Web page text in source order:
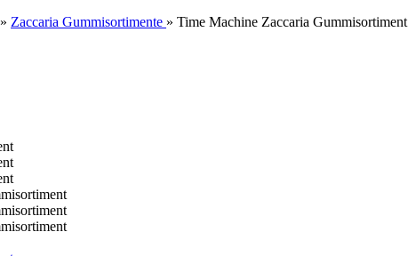
» Zaccaria Gummisortimente » Time Machine Zaccaria Gummisortiment